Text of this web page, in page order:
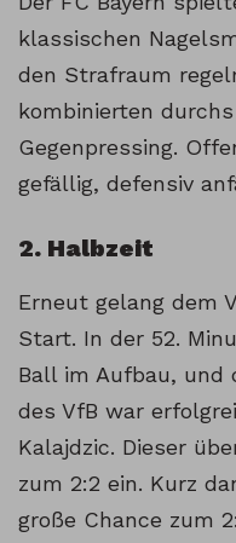
klassischen
den Strafraum
kombinierten
Gegenpressing.
gefällig, defensiv
2. Halbzeit
Erneut gelang dem
Start. In der 52.
Ball im Aufbau, und
des VfB war
Kalajdzic. Dieser
zum 2:2 ein. Kurz
große Chance zum